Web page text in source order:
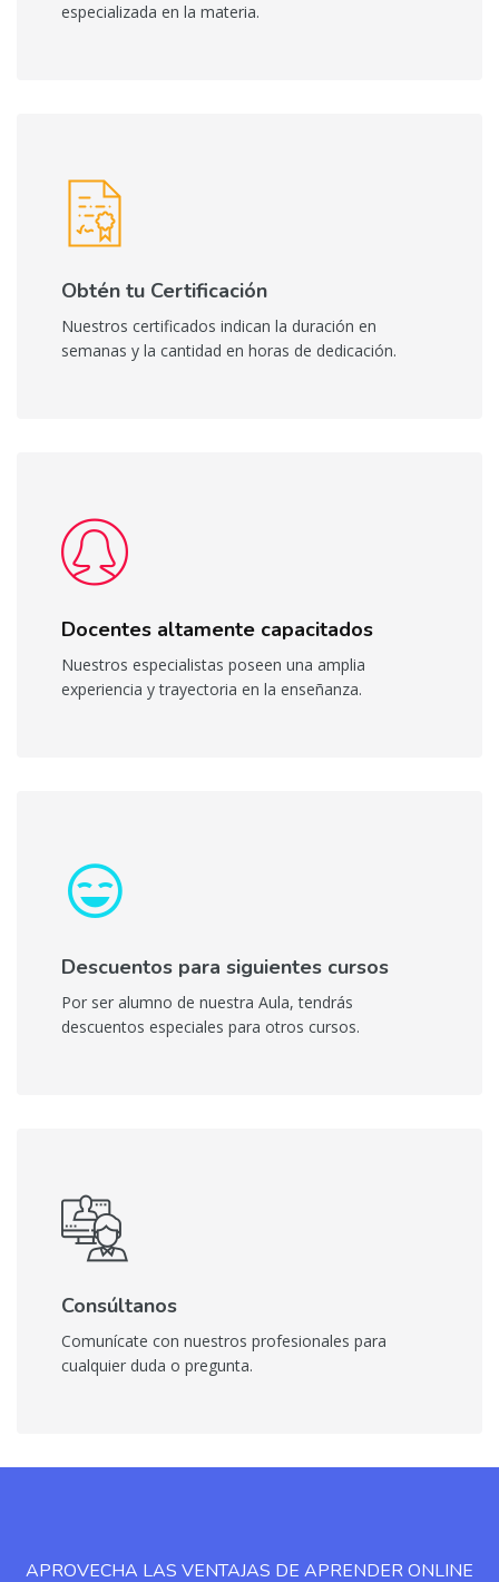
especializada en la materia.
Obtén tu Certificación
Nuestros certificados indican la duración en
semanas y la cantidad en horas de dedicación.
Docentes altamente capacitados
Nuestros especialistas poseen una amplia
experiencia y trayectoria en la enseñanza.
Descuentos para siguientes cursos
Por ser alumno de nuestra Aula, tendrás
descuentos especiales para otros cursos.
Consúltanos
Comunícate con nuestros profesionales para
cualquier duda o pregunta.
APROVECHA LAS VENTAJAS DE APRENDER ONLINE